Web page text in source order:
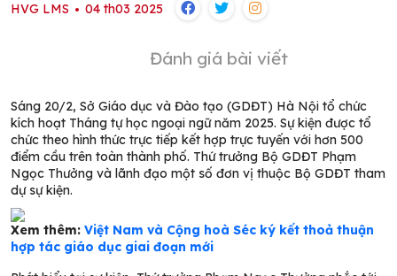
HVG LMS 04 th03 2025
Đánh giá bài viết
Sáng 20/2, Sở Giáo dục và Đào tạo (GDĐT) Hà Nội tổ chức
kích hoạt Tháng tự học ngoại ngữ năm 2025. Sự kiện được tổ
chức theo hình thức trực tiếp kết hợp trực tuyến với hơn 500
điểm cầu trên toàn thành phố. Thứ trưởng Bộ GDĐT Phạm
Ngọc Thưởng và lãnh đạo một số đơn vị thuộc Bộ GDĐT tham
dự sự kiện.
Xem thêm: Việt Nam và Cộng hoà Séc ký kết thoả thuận
hợp tác giáo dục giai đoạn mới